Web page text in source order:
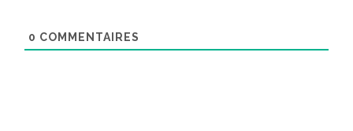
0 COMMENTAIRES